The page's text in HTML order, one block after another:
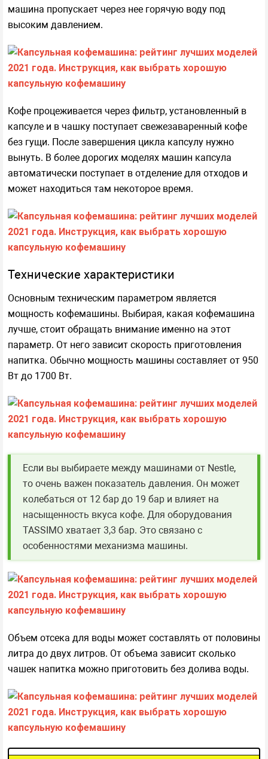
машина пропускает через нее горячую воду под
высоким давлением.
Кофе процеживается через фильтр, установленный в
капсуле и в чашку поступает свежезаваренный кофе
без гущи. После завершения цикла капсулу нужно
вынуть. В более дорогих моделях машин капсула
автоматически поступает в отделение для отходов и
может находиться там некоторое время.
Технические характеристики
Основным техническим параметром является
мощность кофемашины. Выбирая, какая кофемашина
лучше, стоит обращать внимание именно на этот
параметр. От него зависит скорость приготовления
напитка. Обычно мощность машины составляет от 950
Вт до 1700 Вт.
Если вы выбираете между машинами от Nestle,
то очень важен показатель давления. Он может
колебаться от 12 бар до 19 бар и влияет на
насыщенность вкуса кофе. Для оборудования
TASSIMO хватает 3,3 бар. Это связано с
особенностями механизма машины.
Объем отсека для воды может составлять от половины
литра до двух литров. От объема зависит сколько
чашек напитка можно приготовить без долива воды.